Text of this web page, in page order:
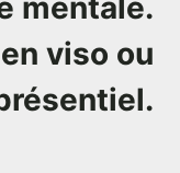
mentale.
viso ou